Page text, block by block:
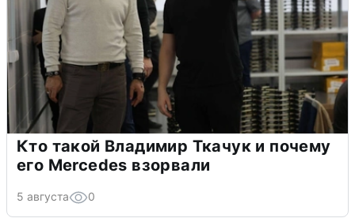
Кто такой Владимир Ткачук и почему
его Mercedes взорвали
5 августа 0